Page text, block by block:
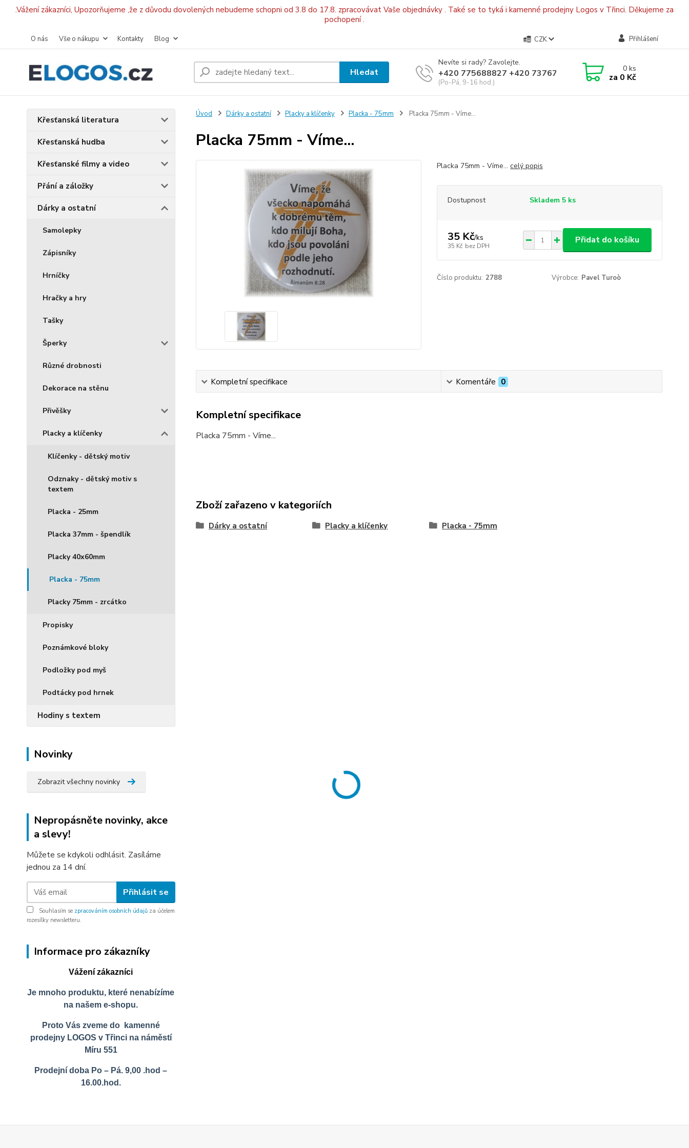
.Vážení zákazníci, Upozorňujeme ,že z důvodu dovolených nebudeme schopni od 3.8 do 17.8. zpracovávat Vaše objednávky . Také se to tyká i kamenné prodejny Logos v Třinci. Děkujeme za
pochopení .
O nás Vše o nákupu Kontakty Blog CZK Přihlášení
Hledat
Nevíte si rady? Zavolejte.
+420 775688827 +420 737670415
(Po-Pá, 9-16 hod.)
0ks
za 0 Kč
Křesťanská literatura
Křesťanská hudba
Křesťanské filmy a video
Přání a záložky
Dárky a ostatní
Samolepky
Zápisníky
Hrníčky
Hračky a hry
Tašky
Šperky
Různé drobnosti
Dekorace na stěnu
Přivěšky
Placky a klíčenky
Klíčenky - dětský motiv
Odznaky - dětský motiv s
textem
Placka - 25mm
Placka 37mm - špendlík
Placky 40x60mm
Placka - 75mm
Placky 75mm - zrcátko
Propisky
Poznámkové bloky
Podložky pod myš
Podtácky pod hrnek
Hodiny s textem
Novinky
Zobrazit všechny novinky
Nepropásněte novinky, akce
a slevy!
Můžete se kdykoli odhlásit. Zasíláme
jednou za 14 dní.
Přihlásit se
Souhlasím se zpracováním osobních údajů za účelem
rozesílky newsletteru.
Informace pro zákazníky
Vážení zákazníci
Je mnoho produktu, které nenabízíme
na našem e-shopu.
Proto Vás zveme do kamenné
prodejny LOGOS v Třinci na náměstí
Míru 551
Prodejní doba Po – Pá. 9,00 .hod –
16.00.hod.
Úvod Dárky a ostatní Placky a klíčenky Placka - 75mm Placka 75mm - Víme...
Placka 75mm - Víme...
Placka 75mm - Víme... celý popis
Dostupnost Skladem 5 ks
35 Kč/ks
35 Kč bez DPH
Přidat do košíku
Číslo produktu: 2788 Výrobce: Pavel Turoò
Kompletní specifikace Komentáře 0
Kompletní specifikace
Placka 75mm - Víme...
Zboží zařazeno v kategoriích
Dárky a ostatní Placky a klíčenky Placka - 75mm